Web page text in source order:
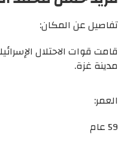
تفاصيل عن المكان:
قامت قوات الاحتلال
مدينة غزة.
العمر:
59 عام